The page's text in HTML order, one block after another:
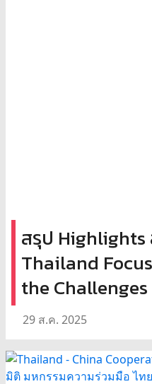
สรุป
Thailand
the Challenges
29 ส.ค. 2025